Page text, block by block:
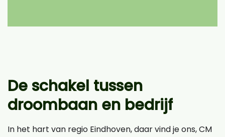
De schakel tussen
droombaan en bedrijf
In het hart van regio Eindhoven, daar vind je ons, CM